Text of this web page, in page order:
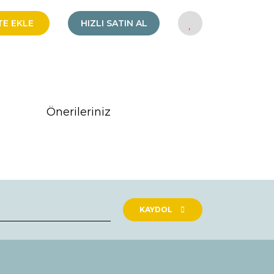
EKLE HIZLI SATIN AL
Önerileriniz
KAYDOL